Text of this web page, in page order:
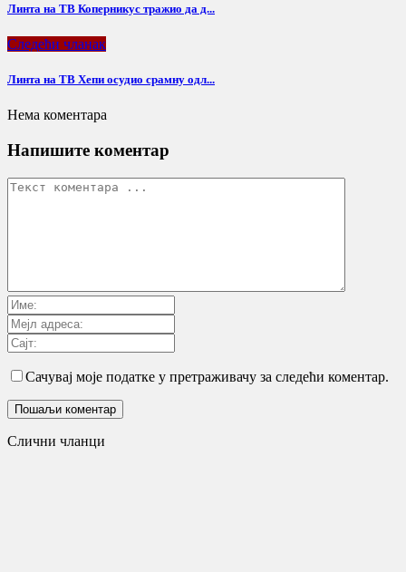
Линта на ТВ Коперникус тражио да д...
Следећи чланак
Линта на ТВ Хепи осудио срамну одл...
Нема коментара
Напишите коментар
Сачувај моје податке у претраживачу за следећи коментар.
Слични чланци